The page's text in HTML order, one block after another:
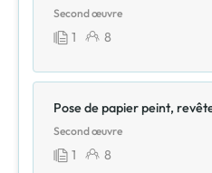
Second œuvre
1 8
Pose de papier peint,
Second œuvre
1 8